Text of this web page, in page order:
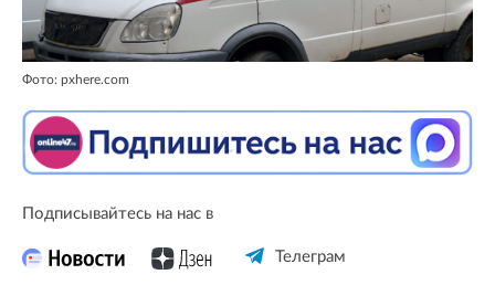
Фото: pxhere.com
Подписывайтесь на нас в
Телеграм